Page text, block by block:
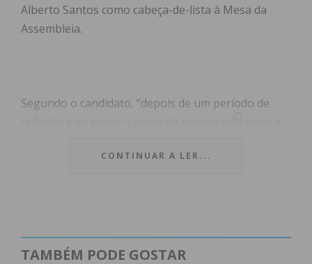
Alberto Santos como cabeça-de-lista à Mesa da
Assembleia.
Segundo o candidato, “depois de um período de
PSD/Penafiel, tomei a decisão de reunir uma equipa
e com objetivos renovados”.
CONTINUAR A LER...
TAMBÉM PODE GOSTAR